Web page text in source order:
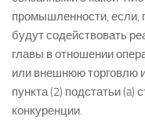
промышленности, если,
будут содействовать
главы в отношении
или внешнюю торговлю
пункта (2) подстатьи (a)
конкуренции.